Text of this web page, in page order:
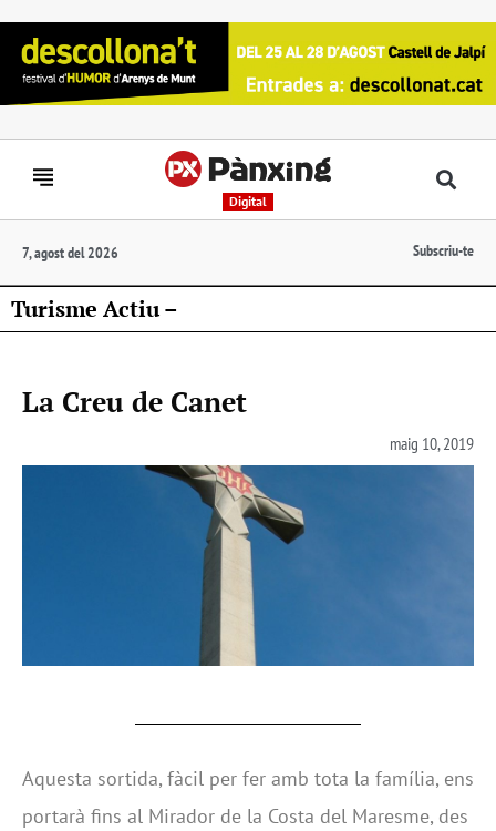
Digital
7, agost del 2026 Subscriu-te
Turisme Actiu –
La Creu de Canet
maig 10, 2019
Aquesta sortida, fàcil per fer amb tota la família, ens
portarà fins al Mirador de la Costa del Maresme, des